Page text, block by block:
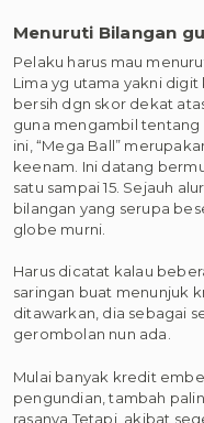
Menuruti Bilangan
Pelaku harus mau
Lima yg utama yakni
bersih dgn skor dekat
guna mengambil tentang
ini, “Mega Ball”
keenam. Ini datang
satu sampai 15. Sejauh
bilangan yang serupa
globe murni.
Harus dicatat kalau
saringan buat menunjuk
ditawarkan, dia sebagai
gerombolan nun ada.
Mulai banyak kredit
pengundian, tambah
rasanya.Tetapi, akibat